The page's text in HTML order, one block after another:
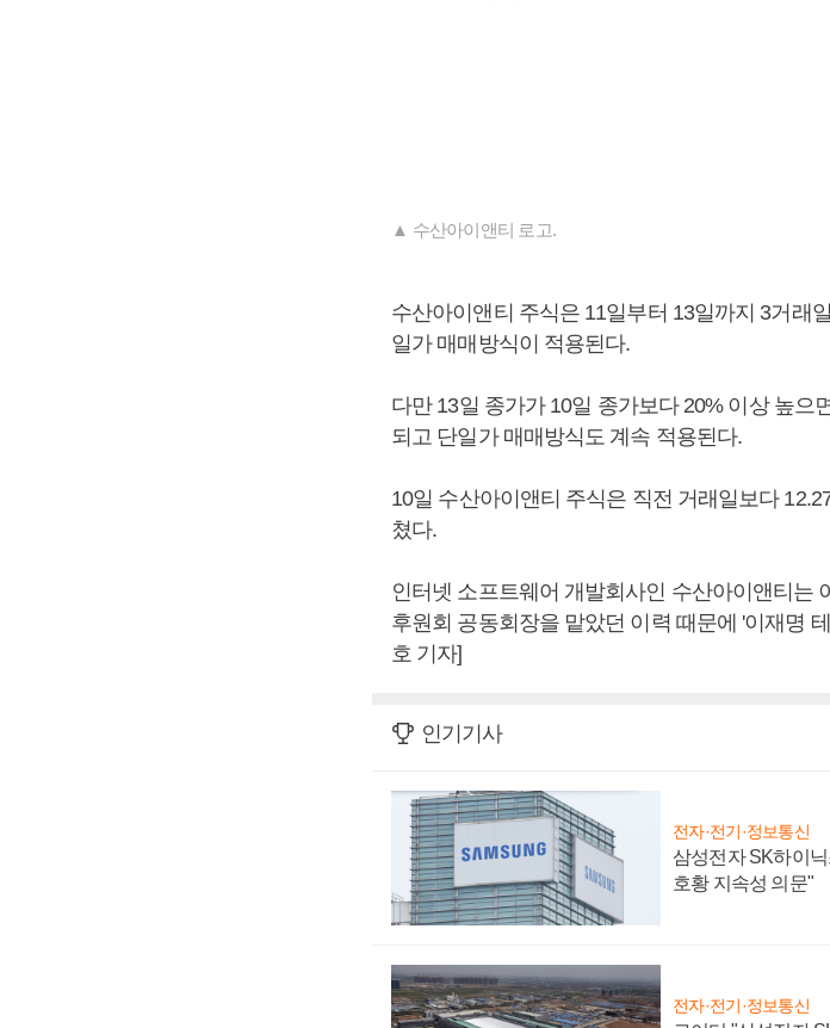
▲ 수산아이앤티 로고.
수산아이앤티 주식은 11일부터 13일까지 3거래
일가 매매방식이 적용된다.
다만 13일 종가가 10일 종가보다 20% 이상 높으
되고 단일가 매매방식도 계속 적용된다.
10일 수산아이앤티 주식은 직전 거래일보다
쳤다.
인터넷 소프트웨어 개발회사인 수산아이앤티는
후원회 공동회장을 맡았던 이력 때문에 '이재명
호 기자]
인기기사
전자·전기·정보통신
삼성전자 SK하이
호황 지속성 의문"
전자·전기·정보통신